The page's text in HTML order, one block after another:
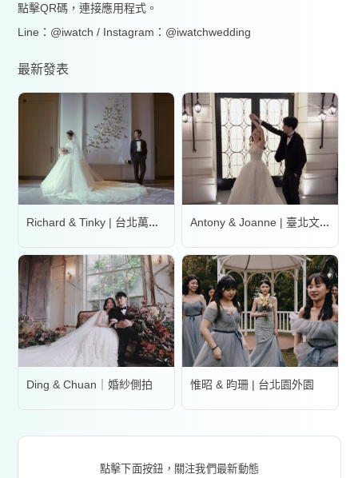
點擊QR碼，連接應用程式。
Line：@iwatch / Instagram：@iwatchwedding
最新發表
Richard & Tinky | 台北萬豪酒店 Antony & Joanne | 臺北文華東方酒店
Ding & Chuan｜婚紗側拍 惟昭 & 昀珊 | 台北園外園
點擊下面按鈕，關注我們最新動態